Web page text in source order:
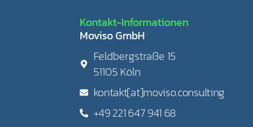
Kontakt-Informationen
Moviso GmbH
Feldbergstraße 15
51105 Köln
kontakt[at]moviso.consulting
+49 221 647 941 68